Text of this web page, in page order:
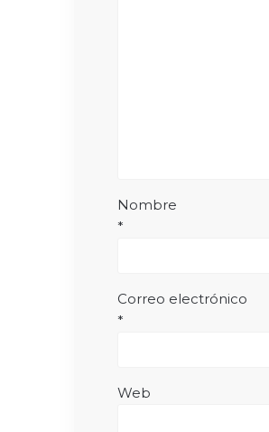
Nombre
*
Correo electrónico
*
Web